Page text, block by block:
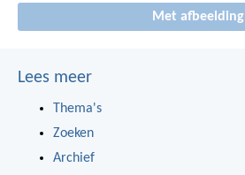
Met afbeelding
Lees meer
Thema's
Zoeken
Archief